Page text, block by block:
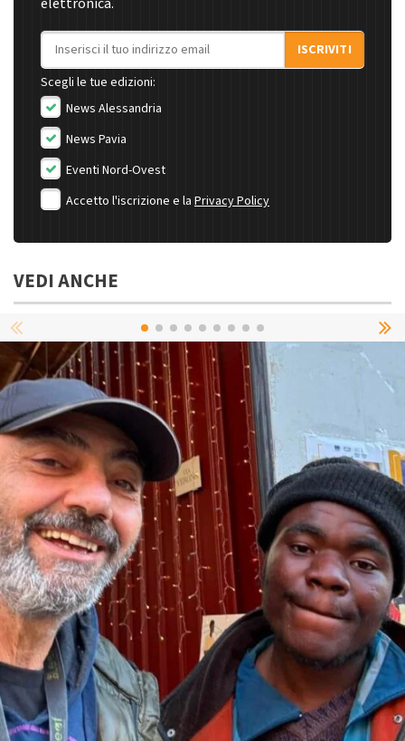
Indirizzo email
ISCRIVITI
Scegli le tue edizioni:
News Alessandria
News Pavia
Eventi Nord-Ovest
Accetto l'iscrizione e la Privacy Policy
VEDI ANCHE